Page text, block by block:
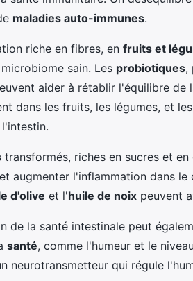
maladies auto-immunes.
riche en fibres, en fruits et
sain. Les probiotiques,
aider à rétablir l'équilibre de
dans les fruits, les légumes, et
transformés, riches en sucres et
augmenter l'inflammation dans le
d'olive et l'huile de noix peuvent
de la santé intestinale peut
santé, comme l'humeur et le
neurotransmetteur qui régule